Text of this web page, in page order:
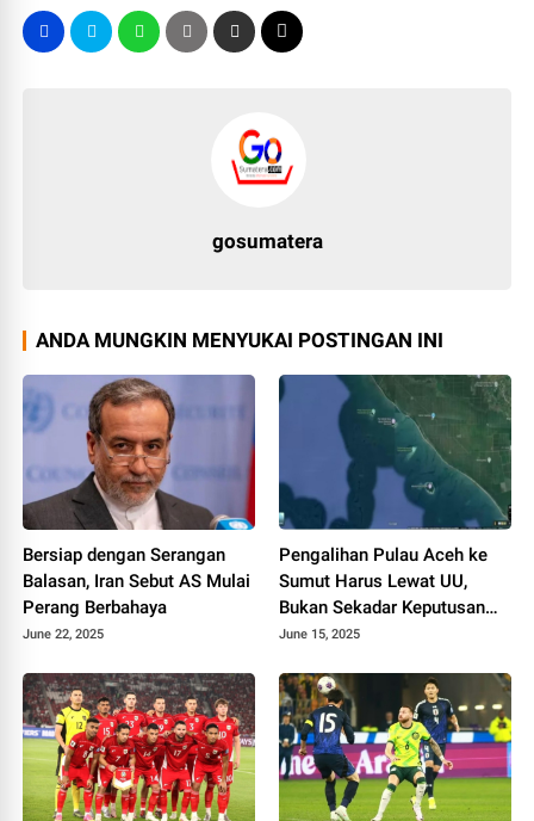
gosumatera
ANDA MUNGKIN MENYUKAI POSTINGAN INI
Bersiap dengan Serangan
Balasan, Iran Sebut AS Mulai
Perang Berbahaya
June 22, 2025
Pengalihan Pulau Aceh ke
Sumut Harus Lewat UU,
Bukan Sekadar Keputusan
Menteri
June 15, 2025